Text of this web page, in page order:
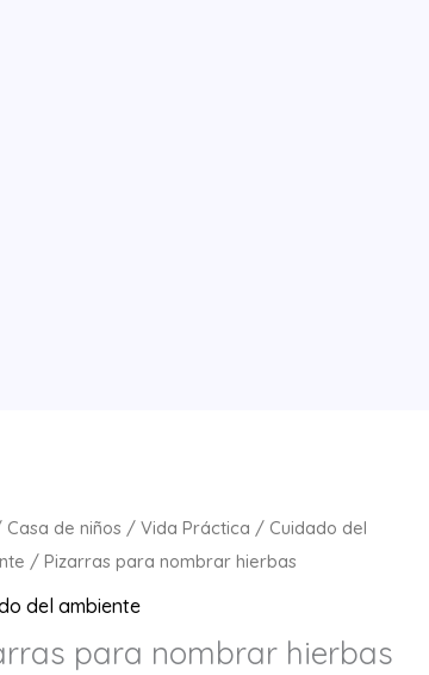
Casa de niños /Vida Práctica / Cuidado del
/ Pizarras para nombrar hierbas
del ambiente
para nombrar hierbas